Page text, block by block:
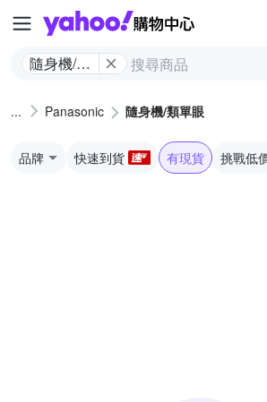
Yahoo購
隨身機/類
Panasonic 隨身機/類單眼
品牌 快速到貨 有現貨 挑戰低